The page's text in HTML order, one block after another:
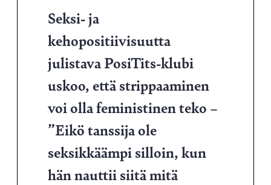
Seksi- ja
kehopositiivisuutta
julistava PosiTits-klubi
uskoo, että strippaaminen
voi olla feministinen teko –
”Eikö tanssija ole
seksikkäämpi silloin, kun
hän nauttii siitä mitä